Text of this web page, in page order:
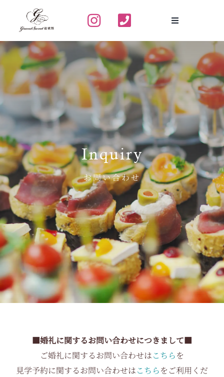
Inquiry
お問い合わせ
■婚礼に関するお問い合わせにつきまして■
ご婚礼に関するお問い合わせはこちらを
見学予約に関するお問い合わせはこちらをご利用くだ